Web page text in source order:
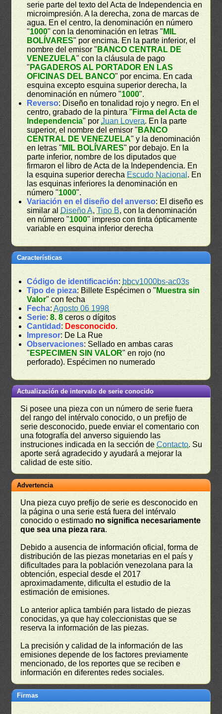
serie parte del texto del Acta de Independencia en
microimpresión. A la derecha, zona de marcas de
agua. En el centro, la denominación en número
"1000" con la denominación en letras " MIL
BOLÍVARES" por encima. En la parte inferior, el
nombre del emisor " BANCO CENTRAL DE
VENEZUELA" con la cláusula de pago
" PAGADEROS AL PORTADOR EN LAS
OFICINAS DEL BANCO" por encima. En cada
esquina excepto esquina superior derecha, la
denominación en número "1000".
Reverso: Diseño en tonalidad rojo y negro. En el
centro, grabado de la pintura " Firma del Acta de
Independencia" porJuan Lovera. En la parte
superior, el nombre del emisor " BANCO
CENTRAL DE VENEZUELA" y la denominación
en letras " MIL BOLÍVARES" por debajo. En la
parte inferior, nombre de los diputados que
firmaron el libro de Acta de la Independencia. En
la esquina superior derecha Escudo Nacional . En
las esquinas inferiores la denominación en
número "1000".
Variación en el diseño del anverso: El diseño es
similar al Diseño A,Tipo B, con la denominación
en número "1000" impreso con tinta ópticamente
variable en esquina inferior derecha
Características
Código de identificación: bbcv1000bs-ac03s
Tipo de pieza: Billete Espécimen o " Muestra sin
Valor" con fecha
Fecha:Agosto 06 1998
Serie:8.8 ceros o dígitos
Cantidad : Desconocido.
Impresor: De La Rue
Observaciones: Sellado en ambas caras
" ESPECIMEN SIN VALOR" en rojo (no
perforado). Espécimen no numerado
Actualización de intervalo de serie conocido
Si posee una pieza con un número de serie fuera
del rango del intérvalo conocido, o un prefijo de
serie desconocido, puede enviar el comentario con
una fotografía del anverso siguiendo las
instruciones indicada en la sección deContacto. Su
aporte será agradecido y ayudará a mejorar la
calidad de este sitio.
Advertencia
Una pieza cuyo prefijo de serie es desconocido en
la página o una serie está fuera del intérvalo
conocido o estimado no significa necesariamente
que sea una pieza rara.
Debido a ausencia de información oficial, forma de
distribución de las piezas monetarias en el país y
dificultades para la población venezolana para la
obtención, especial desde el 2017
aproximadamente, dificulta el estudio de la
estimación de emisiones.
Lo anterior aplica también para listado de piezas
conocidas, ya que hay coleccionistas que se
reserva la información de las piezas.
La precisión y calidad de la información de las
emisiones depende de los factores previamente
mencionado, de los reportes que se reciben e
información en diferentes redes sociales.
Firmas